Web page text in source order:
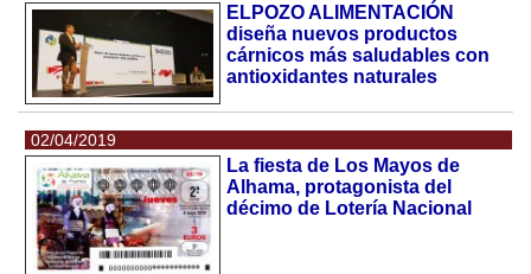
ELPOZO ALIMENTACIÓN
diseña nuevos productos
cárnicos más saludables con
antioxidantes naturales
02/04/2019
La fiesta de Los Mayos de
Alhama, protagonista del
décimo de Lotería Nacional